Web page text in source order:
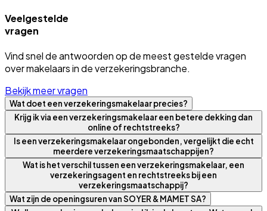
Veelgestelde
vragen
Vind snel de antwoorden op de meest gestelde vragen
over makelaars in de verzekeringsbranche.
Bekijk meer vragen
Wat doet een verzekeringsmakelaar precies?
Krijg ik via een verzekeringsmakelaar een betere dekking dan
online of rechtstreeks?
Is een verzekeringsmakelaar ongebonden, vergelijkt die echt
meerdere verzekeringsmaatschappijen?
Wat is het verschil tussen een verzekeringsmakelaar, een
verzekeringsagent en rechtstreeks bij een
verzekeringsmaatschappij?
Wat zijn de openingsuren van SOYER & MAMET SA?